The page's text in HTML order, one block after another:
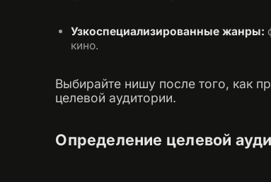
Узкоспециализированные жанры:
кино.
Выбирайте нишу после того, как
целевой аудитории.​
Определение целевой